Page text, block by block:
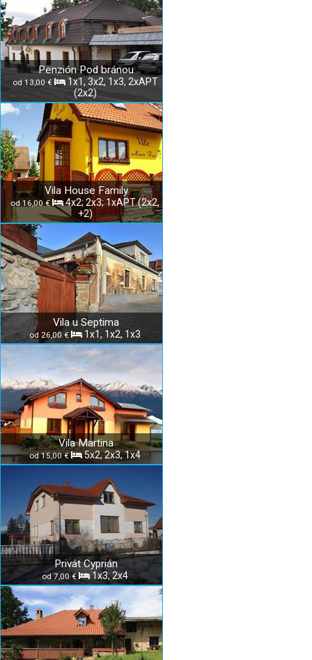
Penzión Pod bránou
od 13,00 €
1x1, 3x2, 1x3, 2xAPT
(2x2)
Vila House Family
od 16,00 €
4x2; 2x3; 1xAPT (2x2,
+2)
Vila u Septima
od 26,00 € 1x1, 1x2, 1x3
Vila Martina
od 15,00 € 5x2, 2x3, 1x4
Privát Cyprián
od 7,00 € 1x3, 2x4